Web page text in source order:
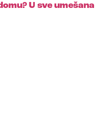
U sve umešana